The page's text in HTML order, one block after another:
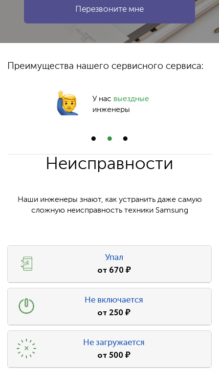
Преимущества нашего сервисного сервиса:
У нас выездные
инженеры
Неисправности
Наши инженеры знают, как устранить даже самую
сложную неисправность техники Samsung
Упал
от 670₽
Не включается
от 250₽
Не загружается
от500₽